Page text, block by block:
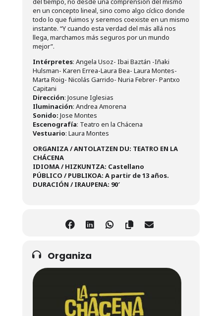
en un concepto lineal, sino como algo cíclico donde
todo lo que fuimos y seremos coexiste en un mismo
instante. “Y cuando esta verdad del más allá nos
llega, marchamos más seguros por un mundo
mejor”.
Intérpretes: Angela Usoz- Ibai Baztán -Iñaki
Hulsman- Karen Errea-Laura Bea- Laura Montes-
Marta Roig- Nicolás Garrido- Nuria Febrer- Pantxo
Capitani
Dirección: Josune Iglesias
Iluminación: Andrea Amorena
Sonido: Jose Montes
Escenografía: Teatro en la Chácena
Vestuario: Laura Montes
ORGANIZA / ANTOLATZEN DU: TEATRO EN LA
CHÁCENA
IDIOMA / HIZKUNTZA: Castellano
PÚBLICO / PUBLIKOA: A partir de 13 años.
DURACIÓN / IRAUPENA: 90′
Organiza